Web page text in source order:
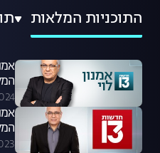
התוכניות המלאות